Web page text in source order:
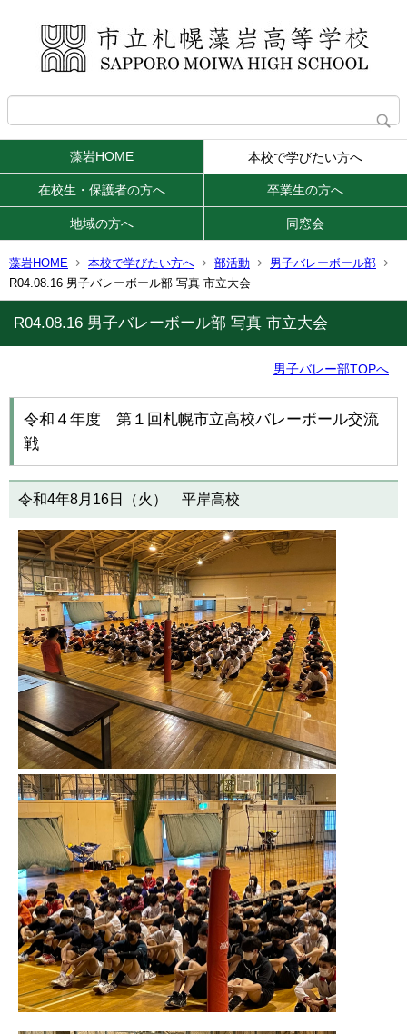
藻岩HOME 本校で学びたい方へ
在校生・保護者の方へ 卒業生の方へ
地域の方へ 同窓会
藻岩HOME 本校で学びたい方へ 部活動
男子バレーボール部
R04.08.16 男子バレーボール部 写真 市立大会
R04.08.16 男子バレーボール部 写真 市立大会
男子バレー部TOPへ
令和４年度 第１回札幌市立高校バレーボール交流
戦
令和4年8月16日（火） 平岸高校